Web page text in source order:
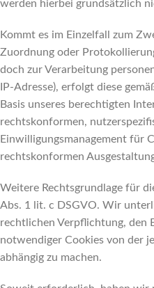
werden hierbei grundsätzlich
Kommt es im Einzelfall zum
Zuordnung oder
doch zur Verarbeitung
IP-Adresse), erfolgt diese
Basis unseres berechtigten
rechtskonformen,
Einwilligungsmanagement für
rechtskonformen
Weitere Rechtsgrundlage für
Abs. 1 lit. c DSGVO. Wir
rechtlichen Verpflichtung, den
notwendiger Cookies von der
abhängig zu machen.